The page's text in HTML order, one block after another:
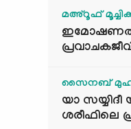
മഅ്റൂഫ്
ഇമോഷണൽ
സൈനബ്
യാ
ശരീഫിലെ